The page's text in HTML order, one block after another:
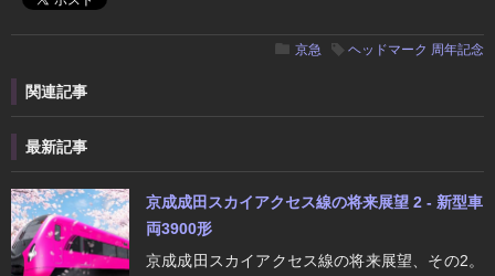
京急 ヘッドマーク 周年記念
関連記事
最新記事
京成成田スカイアクセス線の将来展望 2 - 新型車
両3900形
京成成田スカイアクセス線の将来展望、その2。